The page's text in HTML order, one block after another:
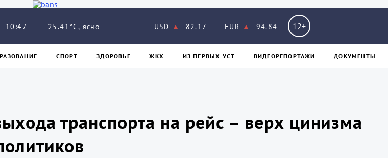
10:47 25.41°C, ясно USD 82.17 EUR 94.84 12+
СПОРТ ЗДОРОВЬЕ ЖКХ ИЗ ПЕPВЫХ УСТ ВИДЕОРЕПОРТАЖИ ДОКУМЕНТЫ
транспорта на рейс – верх цинизма